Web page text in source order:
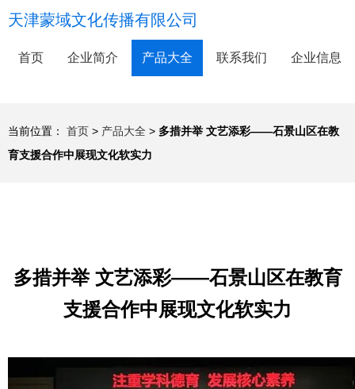
天津蒙域文化传播有限公司
首页 企业简介 产品大全 联系我们 企业信息
当前位置： 首页 > 产品大全 > 多措并举 文艺添彩——石景山区在教
育支援合作中展现文化软实力
多措并举 文艺添彩——石景山区在教育
支援合作中展现文化软实力